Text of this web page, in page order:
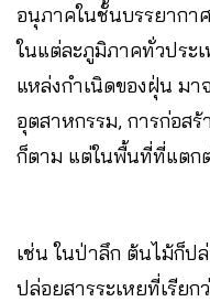
อนุภาคในชั้นบรรยากา
ในแต่ละภูมิภาคทั่วประ
แหล่งกำเนิดของฝุ่น มา
อุตสาหกรรม, การก่อส
ก็ตาม แต่ในพื้นที่ที่แตก
เช่น ในป่าลึก ต้นไม้ก็ป
ปล่อยสารระเหยที่เรียก